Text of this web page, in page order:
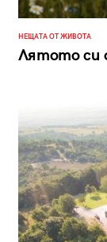
НЕЩАТА ОТ ЖИВОТА
Лятото си